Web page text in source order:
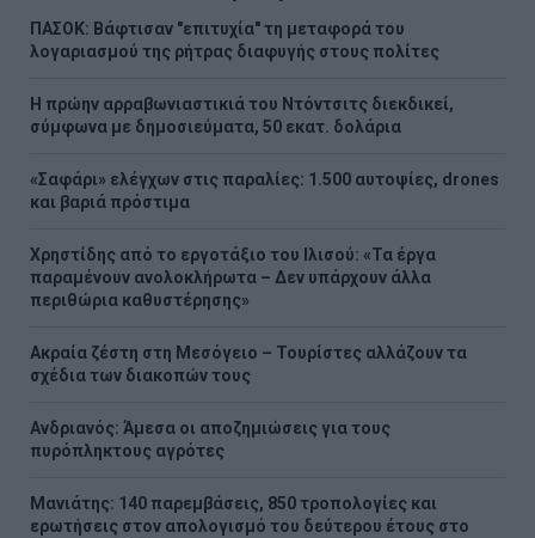
ΠΑΣΟΚ: Βάφτισαν "επιτυχία" τη μεταφορά του
λογαριασμού της ρήτρας διαφυγής στους πολίτες
Η πρώην αρραβωνιαστικιά του Ντόντσιτς διεκδικεί,
σύμφωνα με δημοσιεύματα, 50 εκατ. δολάρια
«Σαφάρι» ελέγχων στις παραλίες: 1.500 αυτοψίες, drones
και βαριά πρόστιμα
Χρηστίδης από το εργοτάξιο του Ιλισού: «Τα έργα
παραμένουν ανολοκλήρωτα – Δεν υπάρχουν άλλα
περιθώρια καθυστέρησης»
Ακραία ζέστη στη Μεσόγειο – Τουρίστες αλλάζουν τα
σχέδια των διακοπών τους
Ανδριανός: Άμεσα οι αποζημιώσεις για τους
πυρόπληκτους αγρότες
Μανιάτης: 140 παρεμβάσεις, 850 τροπολογίες και
ερωτήσεις στον απολογισμό του δεύτερου έτους στο